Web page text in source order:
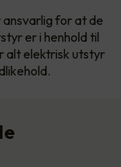
for at de
er i henhold til
alt elektrisk utstyr